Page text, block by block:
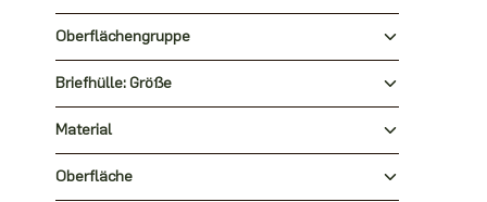
Oberflächengruppe
Briefhülle: Größe
Material
Oberfläche